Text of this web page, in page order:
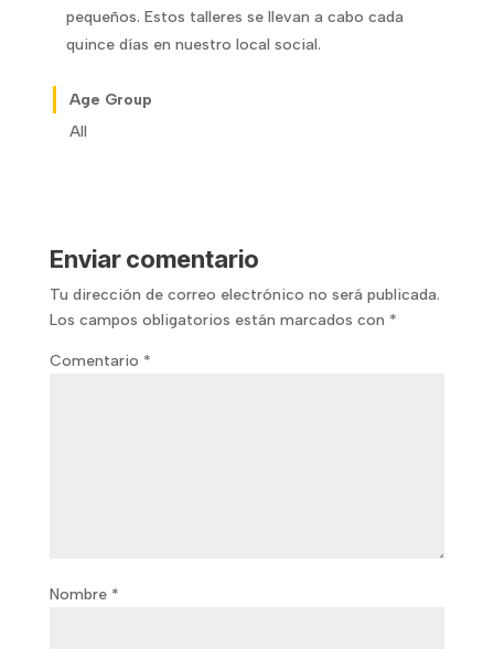
pequeños. Estos talleres se llevan a cabo cada
quince días en nuestro local social.
Age Group
All
Enviar comentario
Tu dirección de correo electrónico no será publicada.
Los campos obligatorios están marcados con *
Comentario *
Nombre *